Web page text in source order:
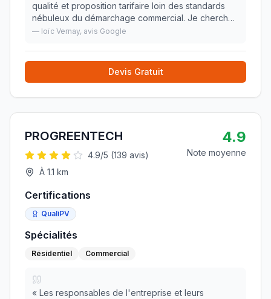
qualité et proposition tarifaire loin des standards
nébuleux du démarchage commercial. Je cherchais
un interlocuteur unique pour le devis, la pose et le
— loïc Vernay, avis Google
Devis Gratuit
PROGREENTECH
4.9/5 (139 avis)
À 1.1 km
4.9
Note moyenne
Certifications
QualiPV
Spécialités
Résidentiel Commercial
« Les responsables de l'entreprise et leurs